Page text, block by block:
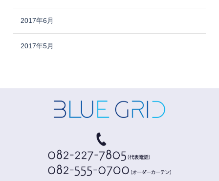
2017年6月
2017年5月